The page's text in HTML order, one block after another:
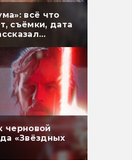
всё что
съёмки, дата
черновой
«Звёздных